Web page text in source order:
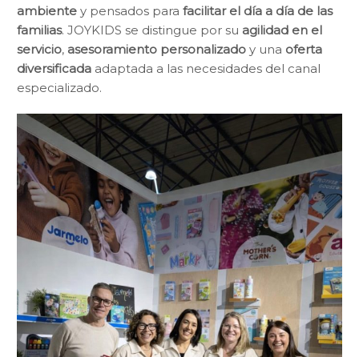
ambiente y pensados para facilitar el día a día de las
familias. JOYKIDS se distingue por su agilidad en el
servicio, asesoramiento personalizado y una oferta
diversificada adaptada a las necesidades del canal
especializado.